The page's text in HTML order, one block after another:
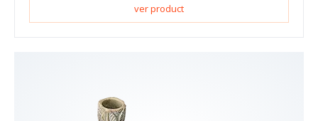
ver product